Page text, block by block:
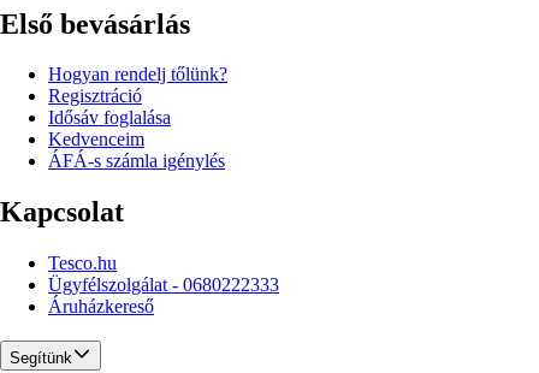
Első bevásárlás
Hogyan rendelj tőlünk?
Regisztráció
Idősáv foglalása
Kedvenceim
ÁFÁ-s számla igénylés
Kapcsolat
Tesco.hu
Ügyfélszolgálat - 0680222333
Áruházkereső
Segítünk